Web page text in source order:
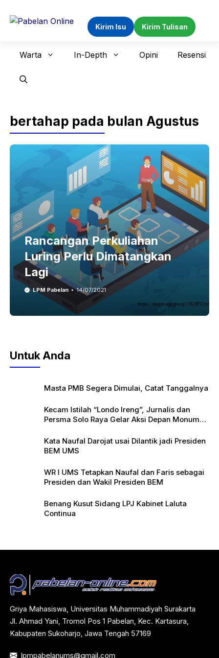
Kirim Isu Kirim Tulisan
Warta In-Depth Opini Resensi
bertahap pada bulan Agustus
Rancangan Perkuliahan
Luring Perlu Dimatangkan
Lagi
LPM Pabelan 14/07/2021
Untuk Anda
Masta PMB Segera Dimulai, Catat Tanggalnya
Kecam Istilah “Londo Ireng”, Jurnalis dan
Persma Solo Raya Gelar Aksi Depan Monumen
Kata Naufal Darojat usai Dilantik jadi Presiden
BEM UMS
WR I UMS Tetapkan Naufal dan Faris sebagai
Presiden dan Wakil Presiden BEM
Benang Kusut Sidang LPJ Kabinet Laluta
Continua
Griya Mahasiswa, Universitas Muhammadiyah Surakarta
Jl. Ahmad Yani, Tromol Pos 1 Pabelan, Kec. Kartasura,
Kabupaten Sukoharjo, Jawa Tengah 57169
lpmpabelanums@gmail.com